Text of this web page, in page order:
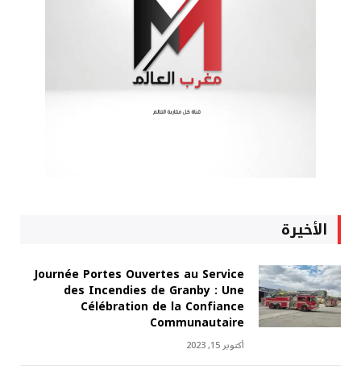
الأخيرة
Journée Portes Ouvertes au Service
des Incendies de Granby : Une
Célébration de la Confiance
Communautaire
أكتوبر 15, 2023